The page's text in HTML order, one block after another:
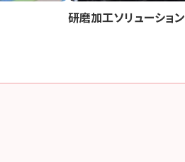
研磨加工ソリューション